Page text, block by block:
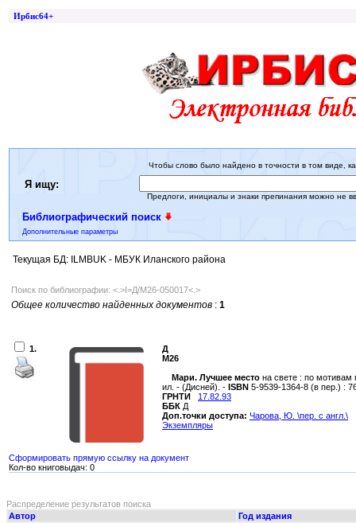
Ирбис64+
Я ищу:
Чтобы слово было найдено в точности в том виде,
Предлоги, инициалы и знаки препинания можно не
Библиографический поиск
Дополнительные параметры
Текущая БД: ILMBUK - МБУК Иланского района
Поиск по библиографии: <.>I=Д/М26-050017<.>
Общее количество найденных документов : 1
1.
Д
М26
Мари. Лучшее место на свете : по
ил. - (Дисней). - ISBN 5-9539-1364-8 (в пер.) :
ГРНТИ
17.82.93
ББК Д
Доп.точки доступа: Чарова, Ю. \пер. с англ.\
Экземпляры
Сформировать прямую ссылку на документ
Кол-во книговыдач: 0
Распределение результатов поиска
Автор
Год издания